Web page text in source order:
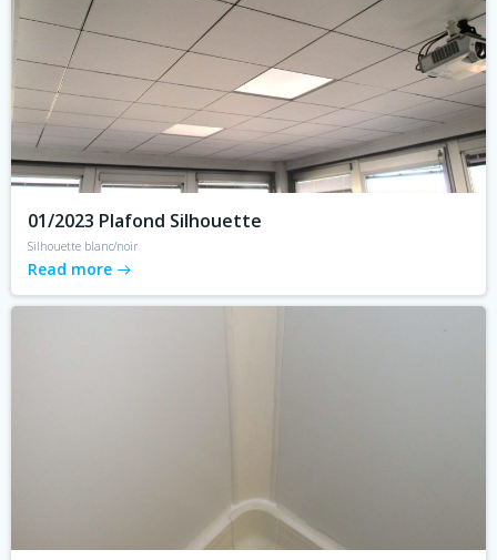
01/2023 Plafond Silhouette
Silhouette blanc/noir
Read more